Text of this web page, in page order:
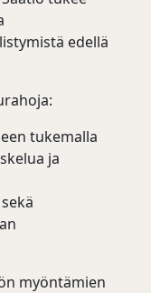
edellä
tukemalla
ja
myöntämien